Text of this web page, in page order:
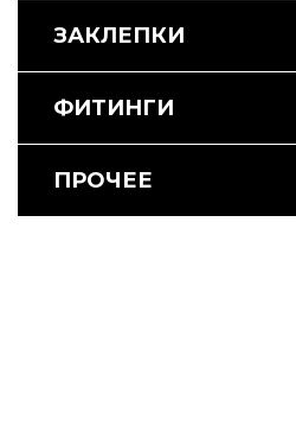
ЗАКЛЕПКИ
ФИТИНГИ
ПРОЧЕЕ